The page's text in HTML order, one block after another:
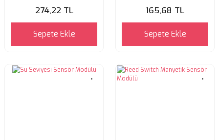
274,22 TL
Sepete Ekle
165,68 TL
Sepete Ekle